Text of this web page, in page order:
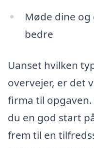
Møde dine
bedre
Uanset hvilken
overvejer, er det
firma til
du en god start
frem til en